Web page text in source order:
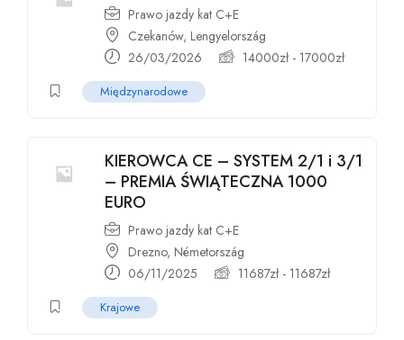
Prawo jazdy kat C+E
Czekanów, Lengyelország
26/03/2026
14000zł- 17000zł
Międzynarodowe
KIEROWCA CE – SYSTEM 2/1 i 3/1
– PREMIA ŚWIĄTECZNA 1000
EURO
Prawo jazdy kat C+E
Drezno, Németország
06/11/2025
11687zł- 11687zł
Krajowe